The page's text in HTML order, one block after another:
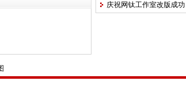
庆祝网钛工作室改版成功